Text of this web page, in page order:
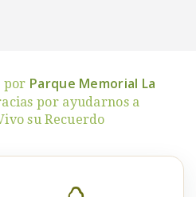
por Parque Memorial La
por ayudarnos a
su Recuerdo